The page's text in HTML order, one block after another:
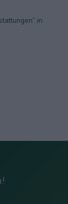
in